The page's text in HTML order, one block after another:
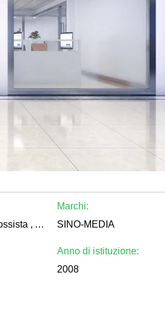
Produttore , Distributore/grossista , Altri
Marchi:
SINO-MEDIA
Anno di istituzione:
2008